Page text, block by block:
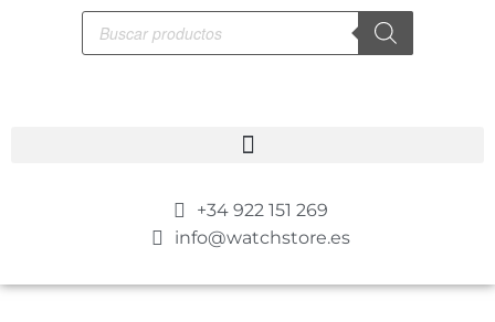
+34 922 151 269
info@watchstore.es